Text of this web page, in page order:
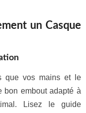
un Casque
que vos mains et le
bon embout adapté à
Lisez le guide